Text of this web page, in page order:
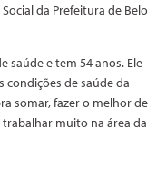
da Prefeitura de Belo
saúde e tem 54 anos. Ele
de saúde da
somar, fazer o melhor de
muito na área da